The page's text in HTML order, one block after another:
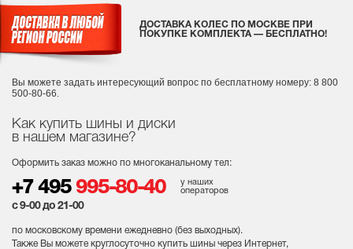
Как купить шины и диски
в нашем магазине?
Оформить заказ можно по многоканальному тел:
+7 495 995-80-40
у наших
операторов
с 9-00 до 21-00
по московскому времени ежедневно (без выходных).
Также Вы можете круглосуточно купить шины через Интернет,
ДОСТАВКА КОЛЕС ПО МОСКВЕ ПРИ
ПОКУПКЕ КОМПЛЕКТА — БЕСПЛАТНО!
Вы можете задать интересующий вопрос по бесплатному номеру: 8 800
500-80-66.